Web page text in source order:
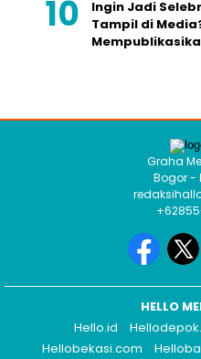
Ingin Jadi
Tampil di
Graha
Bogor -
HELLO
Hello.id
Hellobekasi.com